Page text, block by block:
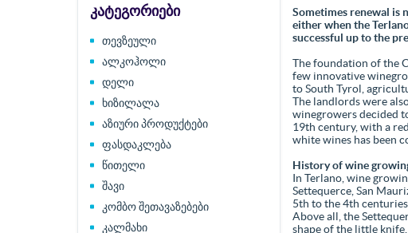
ᲙᲐᲢᲔᲒᲝᲠᲘᲔᲑᲘ
თევზეული
ალკოჰოლი
დელი
ხიზილალა
აზიური პროდუქტები
ფასდაკლება
წითელი
შავი
კომბო შეთავაზებები
კალმახი
Sometimes renewal is
either when the
successful up to the
The foundation of the
few innovative
to South Tyrol,
The landlords were
winegrowers decided
19th century, with a
white wines has been
History of wine
In Terlano, wine
Settequerce, San
5th to the 4th
Above all, the
shape of the little